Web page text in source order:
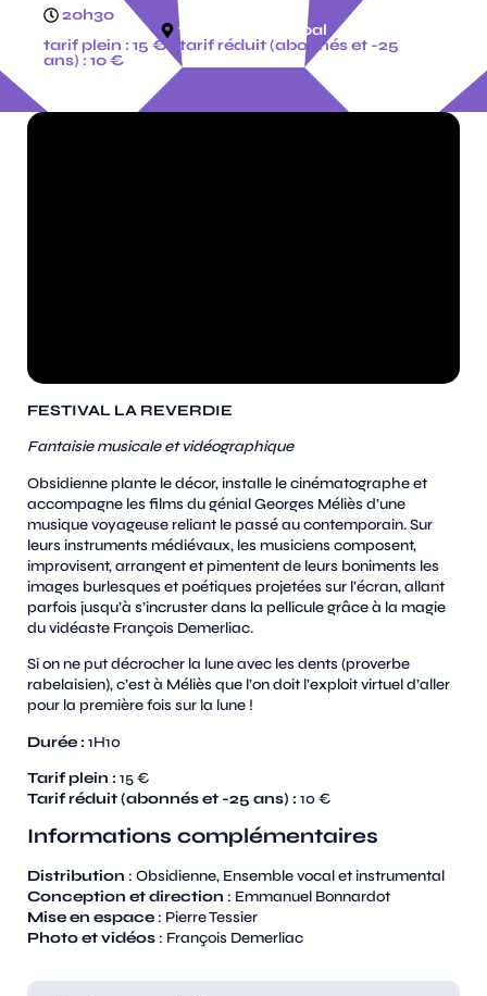
20h30
théâtre municipal
tarif plein : 15 € | tarif réduit (abonnés et -25
ans) : 10 €
FESTIVAL LA REVERDIE
Fantaisie musicale et vidéographique
Obsidienne plante le décor, installe le cinématographe et
accompagne les films du génial Georges Méliès d’une
musique voyageuse reliant le passé au contemporain. Sur
leurs instruments médiévaux, les musiciens composent,
improvisent, arrangent et pimentent de leurs boniments les
images burlesques et poétiques projetées sur l’écran, allant
parfois jusqu’à s’incruster dans la pellicule grâce à la magie
du vidéaste François Demerliac.
Si on ne put décrocher la lune avec les dents (proverbe
rabelaisien), c’est à Méliès que l’on doit l’exploit virtuel d’aller
pour la première fois sur la lune !
Durée : 1H10
Tarif plein : 15 €
Tarif réduit (abonnés et -25 ans) : 10 €
Informations complémentaires
Distribution : Obsidienne, Ensemble vocal et instrumental
Conception et direction : Emmanuel Bonnardot
Mise en espace : Pierre Tessier
Photo et vidéos : François Demerliac